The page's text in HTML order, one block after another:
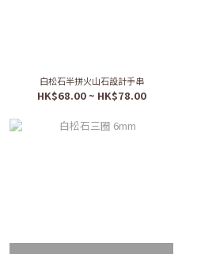
白松石半拼火山石設計手串
HK$68.00 ~ HK$78.00